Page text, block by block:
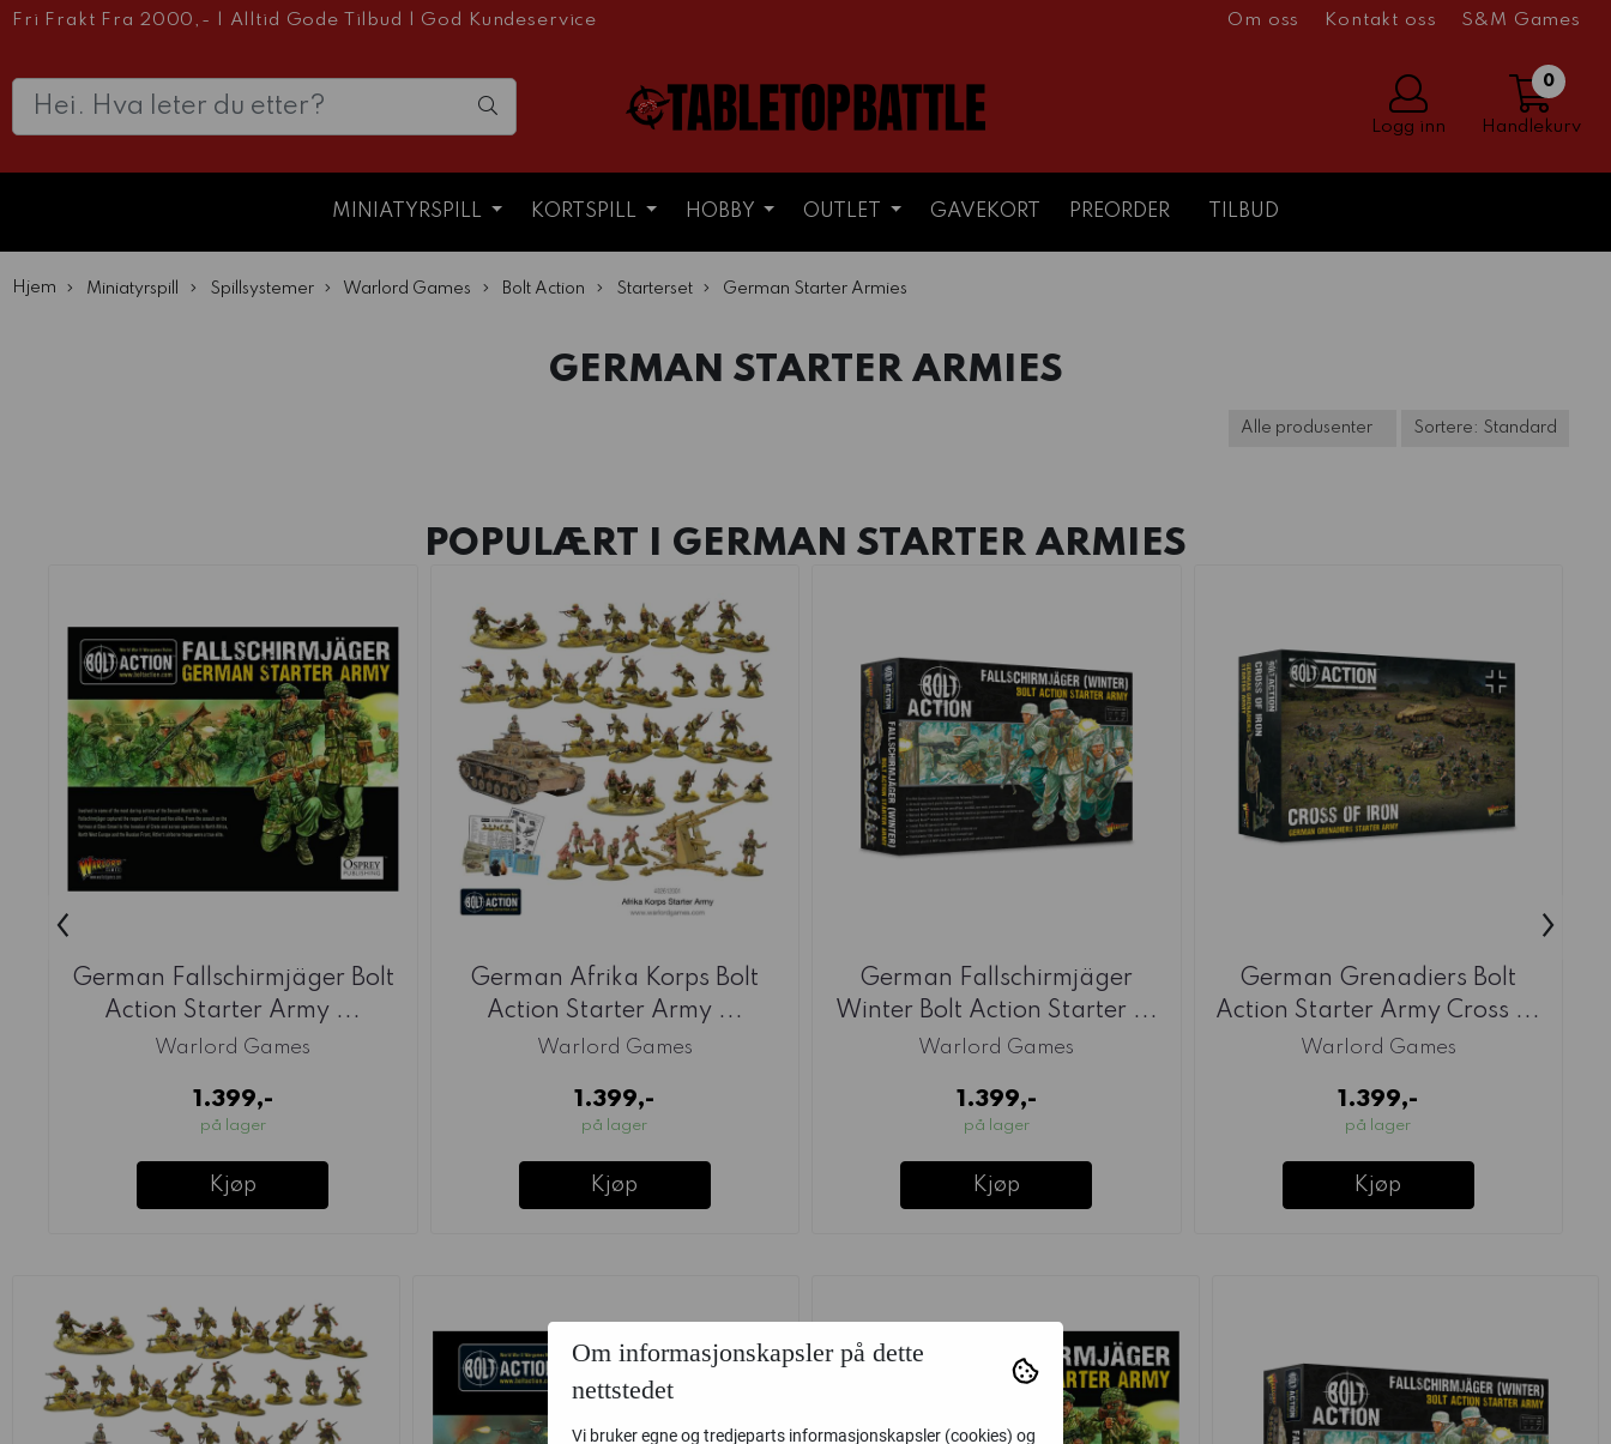
Fri Frakt Fra 2000,- Alltid Gode Tilbud God Kundeservice Om oss Kontakt oss S&M Games
Logg inn
0
Handlekurv
MINIATYRSPILL KORTSPILL HOBBY OUTLET GAVEKORT PREORDER TILBUD
Hjem Miniatyrspill Spillsystemer Warlord Games Bolt Action Starterset German Starter Armies
GERMAN STARTER ARMIES
POPULÆRT I GERMAN STARTER ARMIES
German Fallschirmjäger Bolt
Action Starter Army ...
Warlord Games
1.399,-
på lager
Kjøp
German Afrika Korps Bolt
Action Starter Army ...
Warlord Games
1.399,-
på lager
Kjøp
German Fallschirmjäger
Winter Bolt Action Starter ...
Warlord Games
1.399,-
på lager
Kjøp
German Grenadiers Bolt
Action Starter Army Cross ...
Warlord Games
1.399,-
på lager
Kjøp
‹ ›
Om informasjonskapsler på dette
nettstedet
Vi bruker egne og tredjeparts informasjonskapsler (cookies) og